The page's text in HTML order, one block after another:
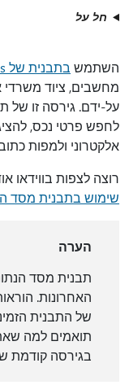
חל על
השתמש בתבנית של Access למעקב אחר נכסים
מחשבים, ציוד משרדי
לחפש פרטי נכס,
אלקטרוני ולמפות
רוצה לצפות בווידאו
שימוש בתבנית מסד
הערה
תבנית מסד
האחרונות.
של התבנית
תואמים למה
בגירסה קודמת